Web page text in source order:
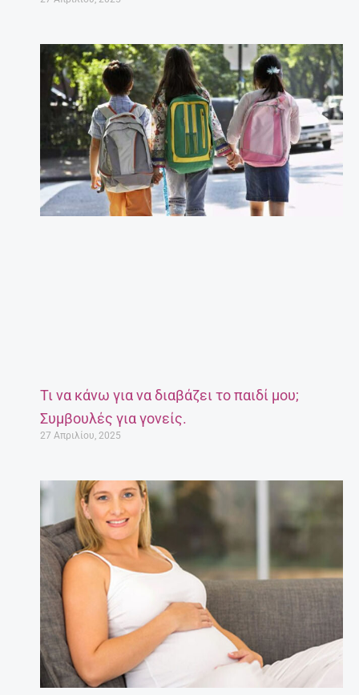
Τι να κάνω για να διαβάζει το παιδί μου;
Συμβουλές για γονείς.
27 Απριλίου, 2025